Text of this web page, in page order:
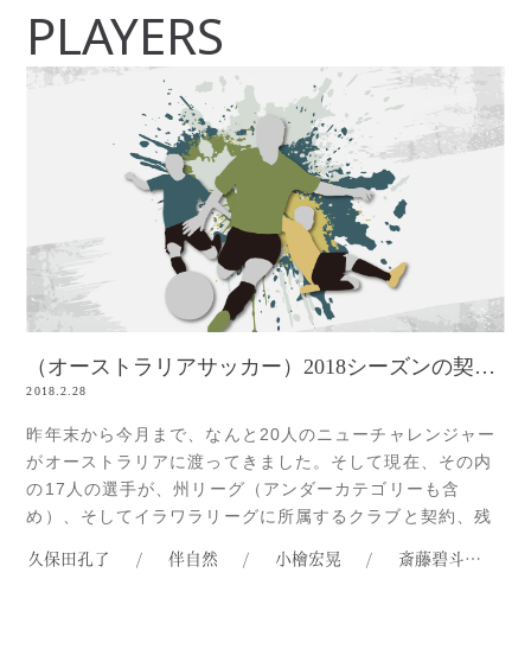
PLAYERS
（オーストラリアサッカー）2018シーズンの契約選手達
2018.2.28
昨年末から今月まで、なんと20人のニューチャレンジャー
がオーストラリアに渡ってきました。そして現在、その内
の17人の選手が、州リーグ（アンダーカテゴリーも含
め）、そしてイラワラリーグに所属するクラブと契約、残
回は、そんなニューチャレンジャー達の契約時の写真、そ
久保田孔了 / 伴自然 / 小檜宏晃 / 斎藤碧斗 /